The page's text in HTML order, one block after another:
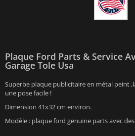
Plaque Ford Parts & Service
Garage Tole Usa
Superbe plaque publicitaire en métal peint
une pose facile !
Dimension 41x32 cm environ.
Modèle : plaque ford genuine parts avec